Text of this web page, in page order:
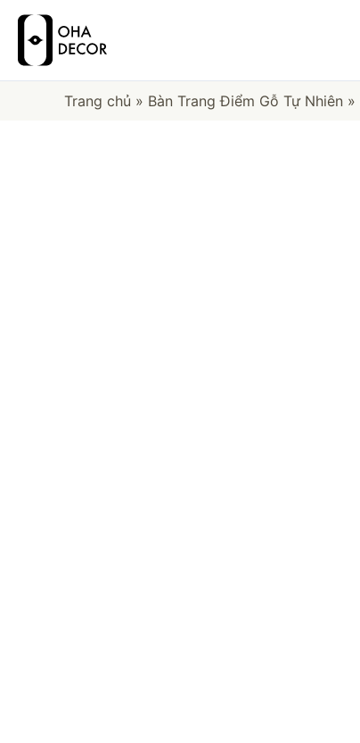
Trang chủ » Bàn Trang Điểm Gỗ Tự Nhiên »